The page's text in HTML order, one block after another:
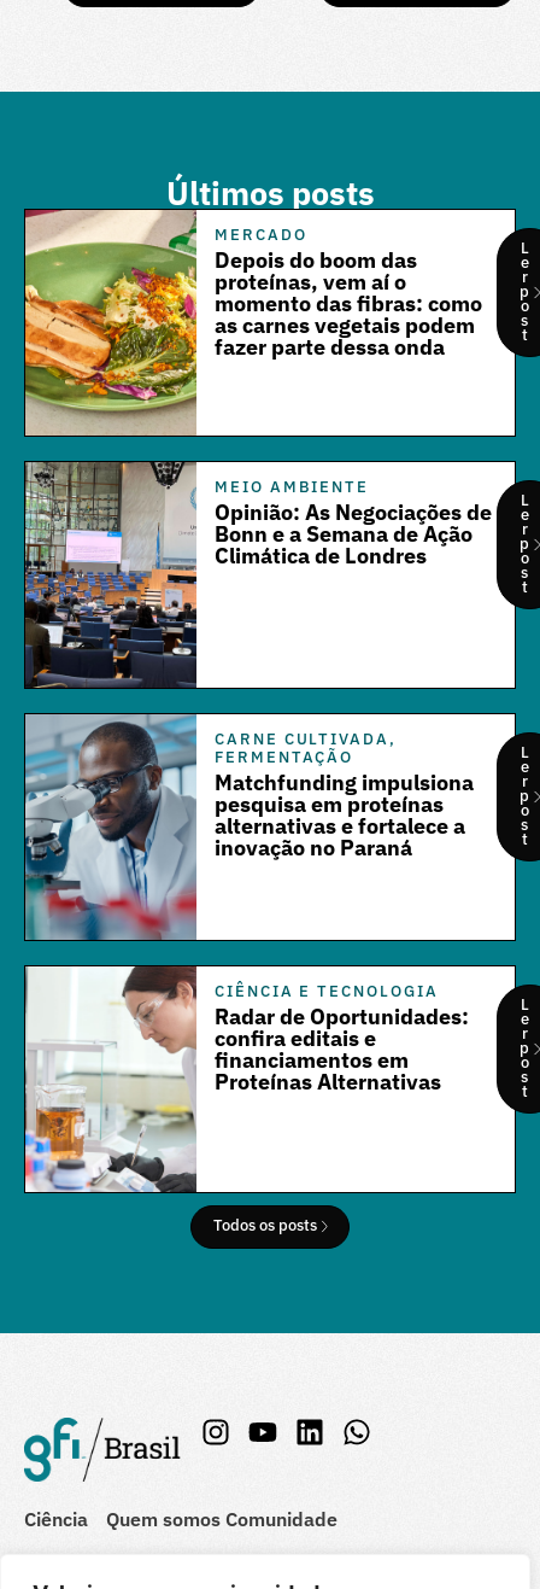
Últimos posts
MERCADO
Depois do boom das
proteínas, vem aí o
momento das fibras: como
as carnes vegetais podem
fazer parte dessa onda
L
e
r
p
o
s
t
MEIO AMBIENTE
Opinião: As Negociações de
Bonn e a Semana de Ação
Climática de Londres
L
e
r
p
o
s
t
CARNE CULTIVADA,
FERMENTAÇÃO
Matchfunding impulsiona
pesquisa em proteínas
alternativas e fortalece a
inovação no Paraná
L
e
r
p
o
s
t
CIÊNCIA E TECNOLOGIA
Radar de Oportunidades:
confira editais e
financiamentos em
Proteínas Alternativas
L
e
r
p
o
s
t
Todos os posts
Ciência Quem somos Comunidade